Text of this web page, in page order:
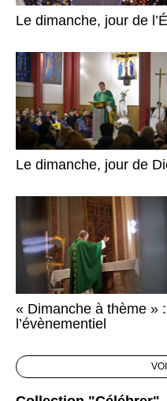
Le dimanche, jour de
Le dimanche, jour de
« Dimanche à thème »
l’évènementiel